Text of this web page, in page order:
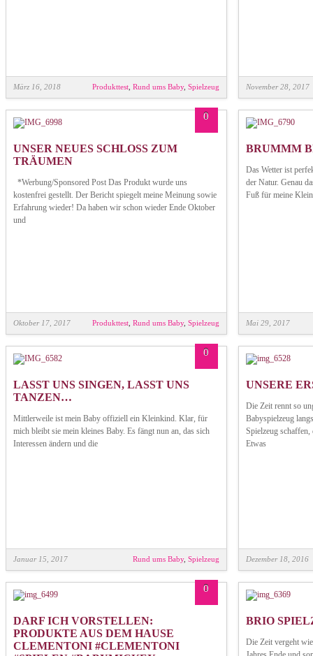
März 16, 2018 Produkttest Rund ums Baby, Spielzeug November 28, 2017
0
UNSER NEUES SCHLOSS ZUM
TRÄUMEN
*Werbung/Sponsored Post Das Produkt wurde uns
kostenfrei gestellt. Der Bericht spiegelt meine Meinung sowie
Erfahrung wieder! Da haben wir schon wieder Ende Oktober
und
Oktober 17, 2017 Produkttest Rund ums Baby, Spielzeug
BRUMMM
Das Wetter ist
der Natur. Genau
Fuß für meine
Mai 29, 2017
0
LASST UNS SINGEN, LASST UNS
TANZEN…
Mittlerweile ist mein Baby offiziell ein Kleinkind. Klar, für
mich bleibt sie mein kleines Baby. Es fängt nun an, das sich
Interessen ändern und die
Januar 15, 2017 Rund ums Baby, Spielzeug
UNSERE
Die Zeit rennt so
Babyspielzeug
Spielzeug
Etwas
Dezember 18, 2016
0
DARF ICH VORSTELLEN:
PRODUKTE AUS DEM HAUSE
CLEMENTONI #CLEMENTONI
BRIO
Die Zeit vergeht